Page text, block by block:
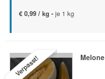
€ 0,99 / kg - je 1 kg
Verpasst! Melone